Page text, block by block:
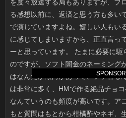
SPONSOR